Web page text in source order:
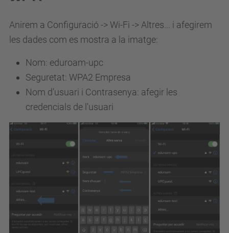
Anirem a Configuració -> Wi-Fi -> Altres... i afegirem
les dades com es mostra a la imatge:
Nom: eduroam-upc
Seguretat: WPA2 Empresa
Nom d'usuari i Contrasenya: afegir les
credencials de l'usuari